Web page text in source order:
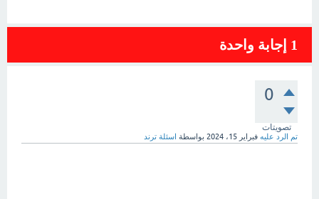
1 إجابة واحدة
0
تصويتات
تم الرد عليه فبراير 15، 2024 بواسطة اسئلة ترند